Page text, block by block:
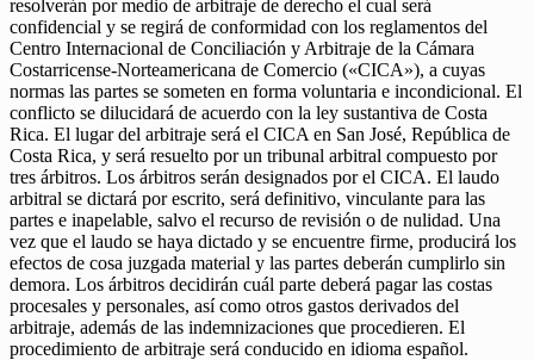
resolverán por medio de arbitraje de derecho el cual será
confidencial y se regirá de conformidad con los reglamentos del
Centro Internacional de Conciliación y Arbitraje de la Cámara
Costarricense-Norteamericana de Comercio («CICA»), a cuyas
normas las partes se someten en forma voluntaria e incondicional. El
conflicto se dilucidará de acuerdo con la ley sustantiva de Costa
Rica. El lugar del arbitraje será el CICA en San José, República de
Costa Rica, y será resuelto por un tribunal arbitral compuesto por
tres árbitros. Los árbitros serán designados por el CICA. El laudo
arbitral se dictará por escrito, será definitivo, vinculante para las
partes e inapelable, salvo el recurso de revisión o de nulidad. Una
vez que el laudo se haya dictado y se encuentre firme, producirá los
efectos de cosa juzgada material y las partes deberán cumplirlo sin
demora. Los árbitros decidirán cuál parte deberá pagar las costas
procesales y personales, así como otros gastos derivados del
arbitraje, además de las indemnizaciones que procedieren. El
procedimiento de arbitraje será conducido en idioma español.